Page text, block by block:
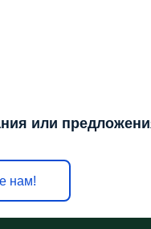
или
нам!